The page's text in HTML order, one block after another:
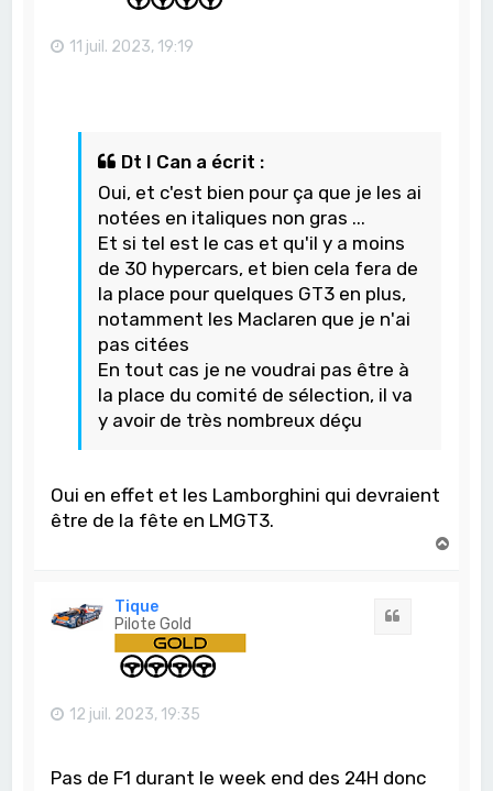
11 juil. 2023, 19:19
Dt I Can a écrit :
Oui, et c'est bien pour ça que je les ai
notées en italiques non gras ...
Et si tel est le cas et qu'il y a moins
de 30 hypercars, et bien cela fera de
la place pour quelques GT3 en plus,
notamment les Maclaren que je n'ai
pas citées
En tout cas je ne voudrai pas être à
la place du comité de sélection, il va
y avoir de très nombreux déçu
Oui en effet et les Lamborghini qui devraient
être de la fête en LMGT3.
Tique
Pilote Gold
12 juil. 2023, 19:35
Pas de F1 durant le week end des 24H donc